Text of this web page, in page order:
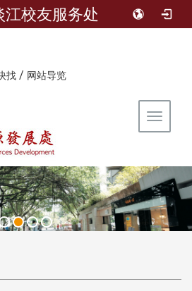
江校友服务处
找 / 网站导览
Toggle